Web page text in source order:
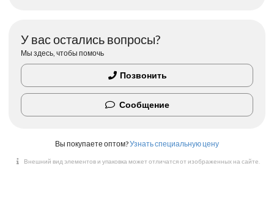
У вас остались вопросы?
Мы здесь, чтобы помочь
Позвонить
Сообщение
Вы покупаете оптом?Узнать специальную цену
Внешний вид элементов и упаковка может отличатся от изображенных на сайте.